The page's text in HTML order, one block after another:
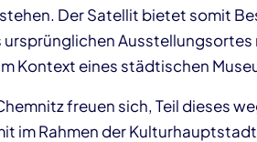
Der Satellit bietet somit
ursprünglichen
Kontext eines städtischen
freuen sich, Teil dieses
im Rahmen der